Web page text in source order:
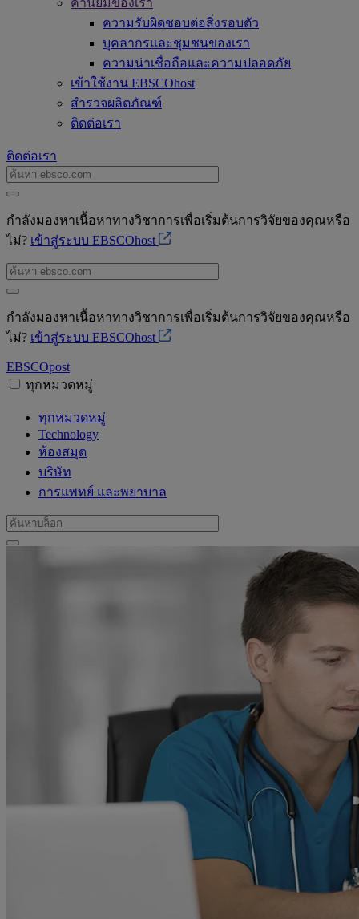
ค่านิยมของเรา
ความรับผิดชอบต่อสิ่งรอบตัว
บุคลากรและชุมชนของเรา
ความน่าเชื่อถือและความปลอดภัย
เข้าใช้งาน EBSCOhost
สำรวจผลิตภัณฑ์
ติดต่อเรา
ติดต่อเรา
กำลังมองหาเนื้อหาทางวิชาการเพื่อเริ่มต้นการวิจัยของคุณหรือ
ไม่? เข้าสู่ระบบ EBSCOhost
กำลังมองหาเนื้อหาทางวิชาการเพื่อเริ่มต้นการวิจัยของคุณหรือ
ไม่? เข้าสู่ระบบ EBSCOhost
EBSCOpost
ทุกหมวดหมู่
ทุกหมวดหมู่
Technology
ห้องสมุด
บริษัท
การแพทย์ และพยาบาล